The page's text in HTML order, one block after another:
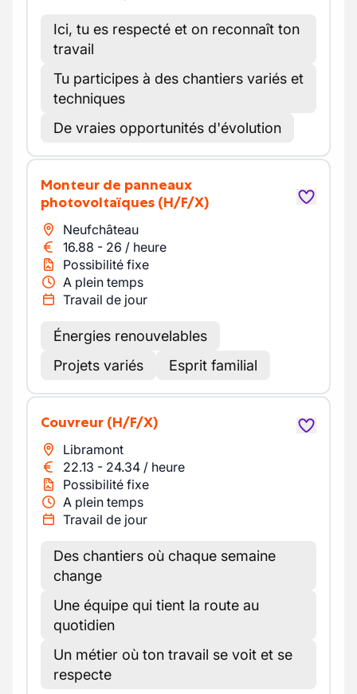
Ici, tu es respecté et on reconnaît ton
travail
Tu participes à des chantiers variés et
techniques
De vraies opportunités d'évolution
Monteur de panneaux
photovoltaïques (H/F/X)
Neufchâteau
16.88 - 26 / heure
Possibilité fixe
A plein temps
Travail de jour
Énergies renouvelables
Projets variés
Esprit familial
Couvreur (H/F/X)
Libramont
22.13 - 24.34 / heure
Possibilité fixe
A plein temps
Travail de jour
Des chantiers où chaque semaine
change
Une équipe qui tient la route au
quotidien
Un métier où ton travail se voit et se
respecte